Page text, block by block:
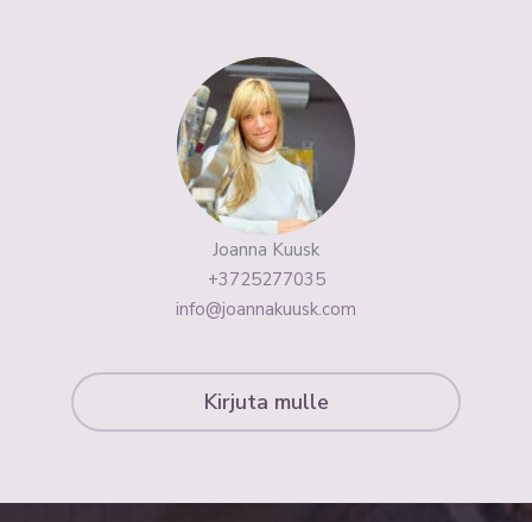
Joanna Kuusk
+3725277035
info@joannakuusk.com
Kirjuta mulle